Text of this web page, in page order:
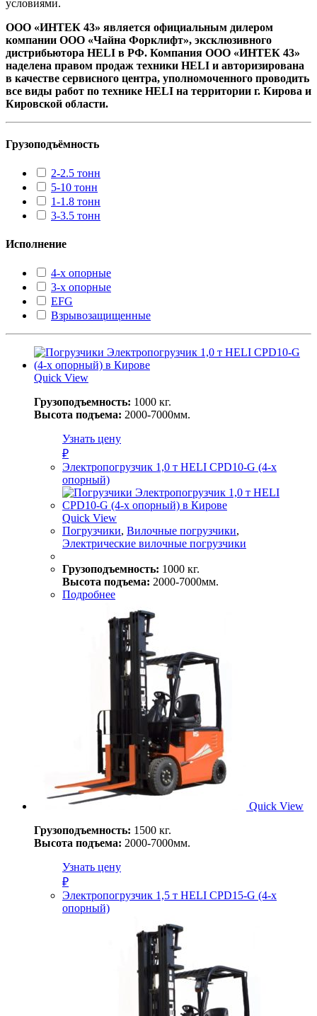
условиями.
ООО «ИНТЕК 43» является официальным дилером
компании ООО «Чайна Форклифт», эксклюзивного
дистрибьютора HELI в РФ. Компания ООО «ИНТЕК 43»
наделена правом продаж техники HELI и авторизирована
в качестве сервисного центра, уполномоченного проводить
все виды работ по технике HELI на территории г. Кирова и
Кировской области.
Грузоподъёмность
2-2.5 тонн
5-10 тонн
1-1.8 тонн
3-3.5 тонн
Исполнение
4-х опорные
3-х опорные
EFG
Взрывозащищенные
Quick View
Грузоподъемность: 1000 кг.
Высота подъема: 2000-7000мм.
Узнать цену
₽
Электропогрузчик 1,0 т HELI CPD10-G (4-х
опорный)
Quick View
Погрузчики, Вилочные погрузчики,
Электрические вилочные погрузчики
Грузоподъемность: 1000 кг.
Высота подъема: 2000-7000мм.
Подробнее
Quick View
Грузоподъемность: 1500 кг.
Высота подъема: 2000-7000мм.
Узнать цену
₽
Электропогрузчик 1,5 т HELI CPD15-G (4-х
опорный)